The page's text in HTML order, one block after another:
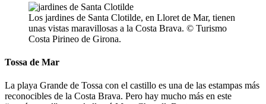
Los jardines de Santa Clotilde, en Lloret de Mar, tienen
unas vistas maravillosas a la Costa Brava. © Turismo
Costa Pirineo de Girona.
Tossa de Mar
La playa Grande de Tossa con el castillo es una de las estampas más
reconocibles de la Costa Brava. Pero hay mucho más en este